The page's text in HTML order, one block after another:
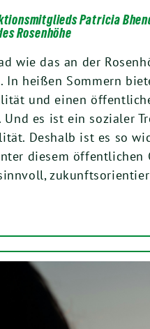
Patricia
Rosenhöhe
wie das an der
In heißen Sommern
und einen
Und es ist ein sozialer
Deshalb ist es so
diesem öffentlichen